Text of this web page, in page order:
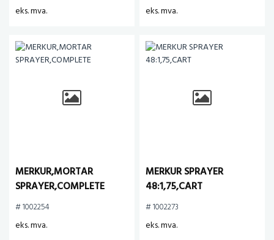
50 Airl
eks. mva. eks. mva.
MERKUR,MORTAR
SPRAYER,COMPLETE
# 1002254
eks. mva.
MERKUR SPRAYER
48:1,75,CART
# 1002273
eks. mva.